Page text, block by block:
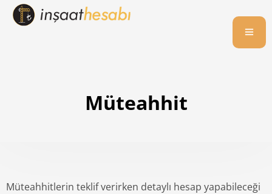
Müteahhit
Müteahhitlerin teklif verirken detaylı hesap yapabileceği